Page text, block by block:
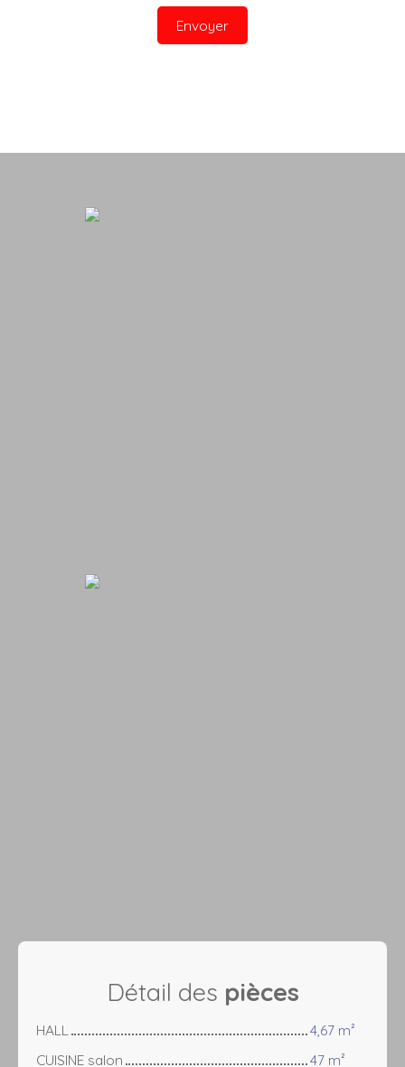
Envoyer
Détail des pièces
HALL
4,67 m²
CUISINE salon
47 m²